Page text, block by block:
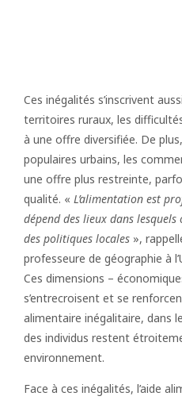
Ces inégalités s’inscrivent
territoires ruraux, les
à une offre diversifiée. De
populaires urbains, les
une offre plus restreinte,
qualité. « L’alimentation est
dépend des lieux dans
des politiques locales »,
professeure de géographie à
Ces dimensions –
s’entrecroisent et se
alimentaire inégalitaire, dans
des individus restent
environnement.
Face à ces inégalités, l’aide